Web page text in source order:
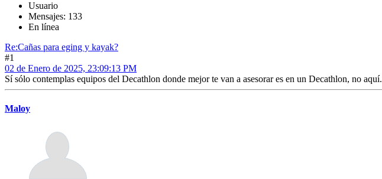
Usuario
Mensajes: 133
En línea
Re:Cañas para eging y kayak?
#1
02 de Enero de 2025, 23:09:13 PM
Sí sólo contemplas equipos del Decathlon donde mejor te van a asesorar es en un Decathlon, no aquí.
Maloy